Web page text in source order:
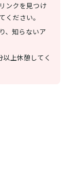
ンクを見つけ
ください。
、知らないア
上休憩してく